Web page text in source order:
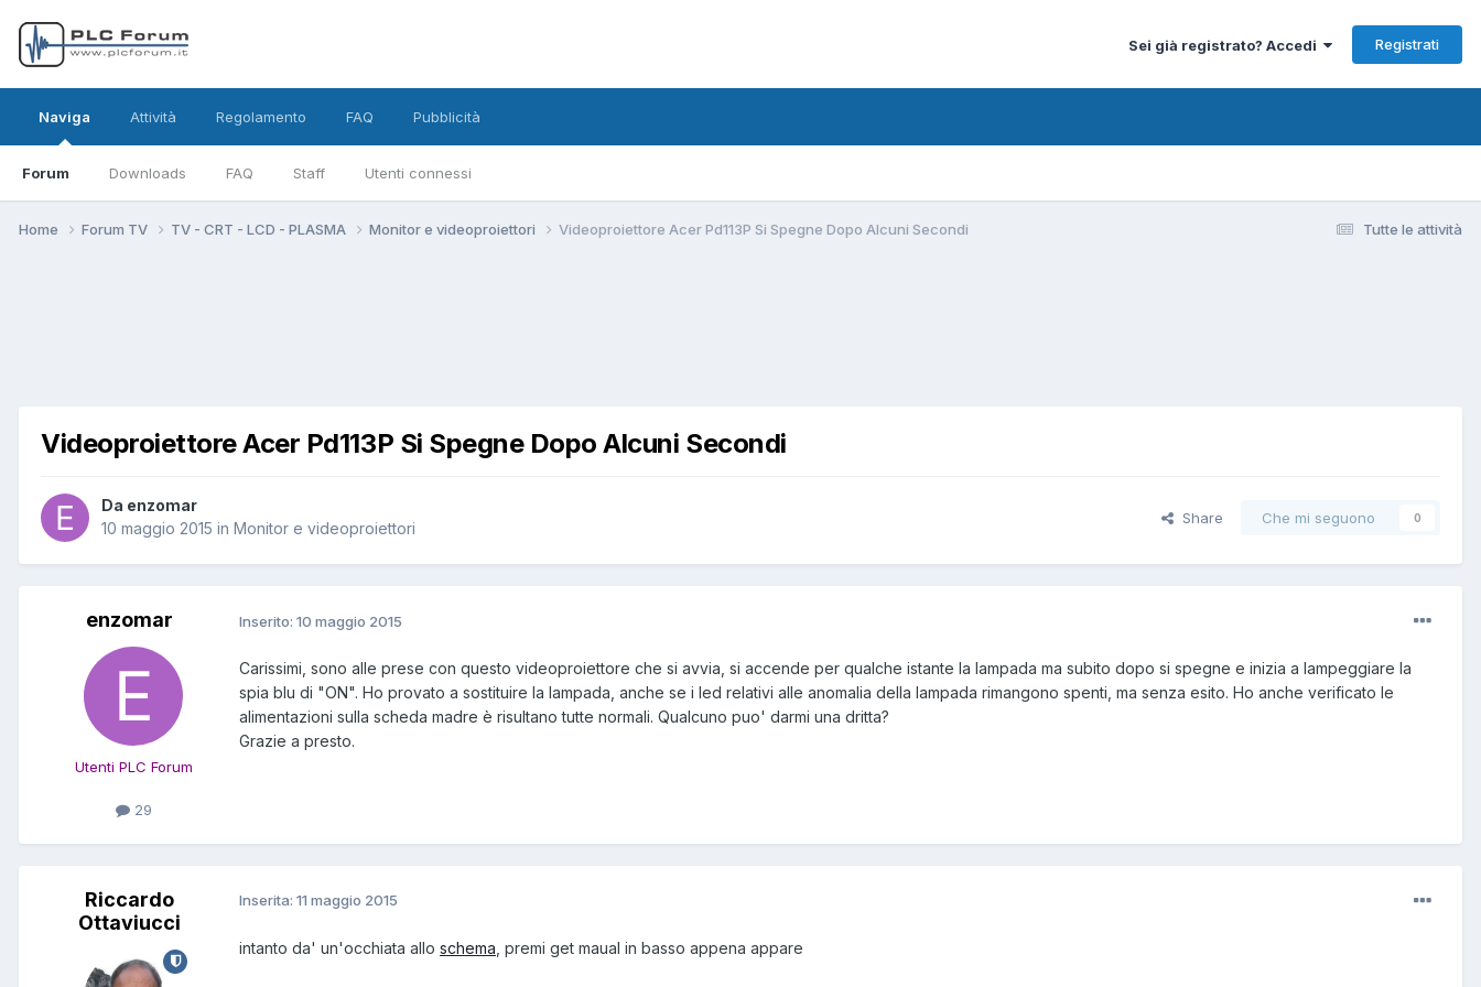
Sei già registrato? Accedi Registrati
Naviga
Forum Downloads FAQ Staff Utenti connessi
Attività Regolamento FAQ Pubblicità
Tutte le attività
Home Forum TV TV - CRT - LCD - PLASMA Monitor e videoproiettori Videoproiettore Acer Pd113P Si Spegne Dopo Alcuni Secondi
Videoproiettore Acer Pd113P Si Spegne Dopo Alcuni Secondi
Da enzomar
10 maggio 2015 in Monitor e videoproiettori
Share Che mi seguono 0
enzomar
Utenti PLC Forum
29
Inserito: 10 maggio 2015
Carissimi, sono alle prese con questo videoproiettore che si avvia, si accende per qualche istante la lampada ma subito dopo si spegne e inizia a lampeggiare la
spia blu di "ON". Ho provato a sostituire la lampada, anche se i led relativi alle anomalia della lampada rimangono spenti, ma senza esito. Ho anche verificato le
alimentazioni sulla scheda madre è risultano tutte normali. Qualcuno puo' darmi una dritta?
Grazie a presto.
Riccardo
Ottaviucci
Inserita: 11 maggio 2015
intanto da' un'occhiata allo schema , premi get maual in basso appena appare